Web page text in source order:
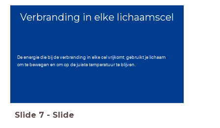
Verbranding in elke lichaamscel
De energie die bij de verbranding in elke cel vrijkomt, gebruikt je lichaam
om te bewegen en om op de juiste temperatuur te blijven.
Slide 7 - Slide